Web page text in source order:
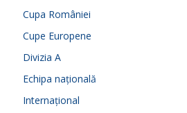
Cupa României
Cupe Europene
Divizia A
Echipa națională
Internațional